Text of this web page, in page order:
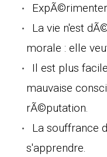
La vie n'est
morale : elle
Il est plus
mauvaise
rÃ©putation.
La souffrance
s'apprendre.